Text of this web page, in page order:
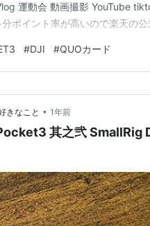
運動会 動画撮影 YouTube
ポイント率が高いので楽天の
と…
#DJI #QUOカード
きなこと • 1年前
其之弐 SmallRig